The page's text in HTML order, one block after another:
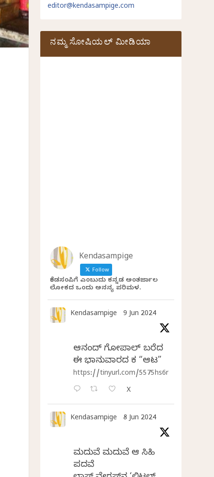
editor@kendasampige.com
ನಮ್ಮ ಸೋಷಿಯಲ್‌ ಮೀಡಿಯಾ
Kendasampige
Follow
ಕೆಂಡಸಂಪಿಗೆ ಎಂಬುದು ಕನ್ನಡ ಅಂತರ್ಜಾಲ
ಲೋಕದ ಒಂದು ಅನನ್ಯ ಪರಿಮಳ.
Kendasampige 9 Jun 2024
ಆನಂದ್‌ ಗೋಪಾಲ್‌ ಬರೆದ
ಈ ಭಾನುವಾರದ ಕತೆ “ಆಟ”
https://tinyurl.com/5575hs6r
X
Kendasampige 8 Jun 2024
ಮದುವೆ ಮದುವೆ ಆ ಸಿಹಿ
ಪದವೆ